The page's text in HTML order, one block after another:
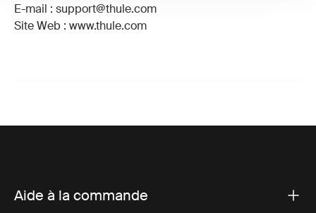
E-mail : support@thule.com
Site Web : www.thule.com
Aide à la commande